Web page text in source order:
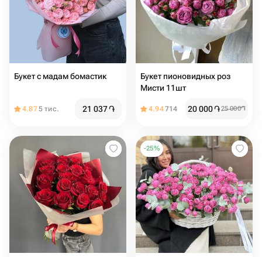
Букет с мадам бомастик
4.875 тис. 21 037֏
Букет пионовидных роз
Мисти 11шт
4.94714 20 000֏25 000֏
-25%